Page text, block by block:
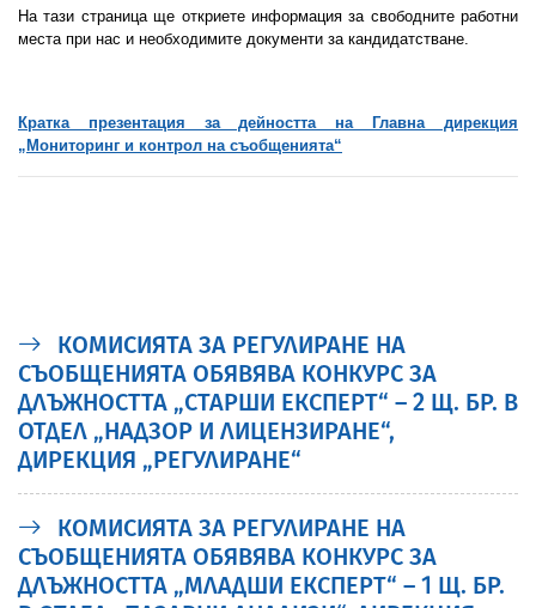
На тази страница ще откриете информация за свободните работни
места при нас и необходимите документи за кандидатстване.
Кратка презентация за дейността на Главна дирекция
„Мониторинг и контрол на съобщенията“
КОМИСИЯТА ЗА РЕГУЛИРАНЕ НА
СЪОБЩЕНИЯТА ОБЯВЯВА КОНКУРС ЗА
ДЛЪЖНОСТТА „СТАРШИ ЕКСПЕРТ“ – 2 Щ. БР. В
ОТДЕЛ „НАДЗОР И ЛИЦЕНЗИРАНЕ“,
ДИРЕКЦИЯ „РЕГУЛИРАНЕ“
КОМИСИЯТА ЗА РЕГУЛИРАНЕ НА
СЪОБЩЕНИЯТА ОБЯВЯВА КОНКУРС ЗА
ДЛЪЖНОСТТА „МЛАДШИ ЕКСПЕРТ“ – 1 Щ. БР.